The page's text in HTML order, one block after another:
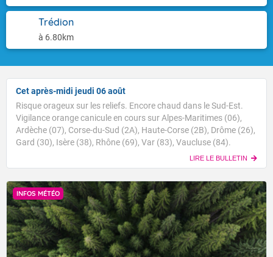
Trédion
à 6.80km
Cet après-midi jeudi 06 août
Risque orageux sur les reliefs. Encore chaud dans le Sud-Est.
Vigilance orange canicule en cours sur Alpes-Maritimes (06),
Ardèche (07), Corse-du-Sud (2A), Haute-Corse (2B), Drôme (26),
Gard (30), Isère (38), Rhône (69), Var (83), Vaucluse (84).
LIRE LE BULLETIN
INFOS MÉTÉO